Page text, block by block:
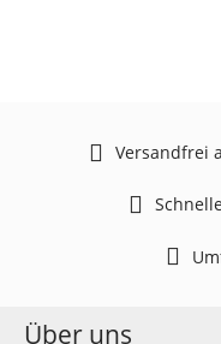
Versandfrei
Über uns